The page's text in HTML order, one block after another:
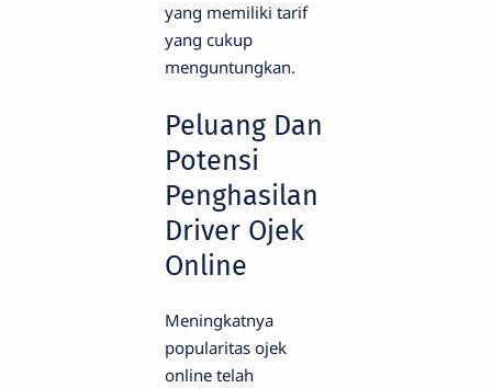
yang memiliki tarif
yang cukup
menguntungkan.
Peluang Dan
Potensi
Penghasilan
Driver Ojek
Online
Meningkatnya
popularitas ojek
online telah